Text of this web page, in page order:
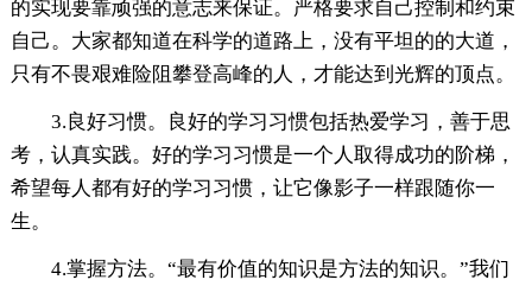
的实现要靠顽强的意志来保证。严格要求自己控制和约束
自己。大家都知道在科学的道路上，没有平坦的的大道，
只有不畏艰难险阻攀登高峰的人，才能达到光辉的顶点。
3.良好习惯。良好的学习习惯包括热爱学习，善于思
考，认真实践。好的学习习惯是一个人取得成功的阶梯，
希望每人都有好的学习习惯，让它像影子一样跟随你一
生。
4.掌握方法。“最有价值的知识是方法的知识。”我们